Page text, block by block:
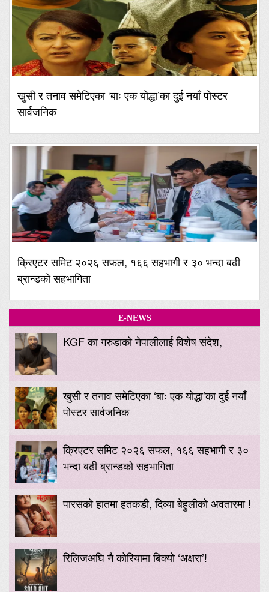
खुसी र तनाव समेटिएका ‘बाः एक योद्धा’का दुई नयाँ पोस्टर
सार्वजनिक
क्रिएटर समिट २०२६ सफल, १६६ सहभागी र ३० भन्दा बढी
ब्रान्डको सहभागिता
E-NEWS
KGF का गरुडाको नेपालीलाई विशेष संदेश,
खुसी र तनाव समेटिएका ‘बाः एक योद्धा’का दुई नयाँ
पोस्टर सार्वजनिक
क्रिएटर समिट २०२६ सफल, १६६ सहभागी र ३०
भन्दा बढी ब्रान्डको सहभागिता
पारसको हातमा हतकडी, दिव्या बेहुलीको अवतारमा !
रिलिजअघि नै कोरियामा बिक्यो ‘अक्षरा’!